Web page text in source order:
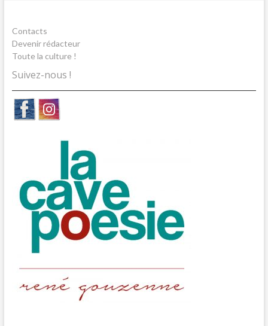
Contacts
Devenir rédacteur
Toute la culture !
Suivez-nous !